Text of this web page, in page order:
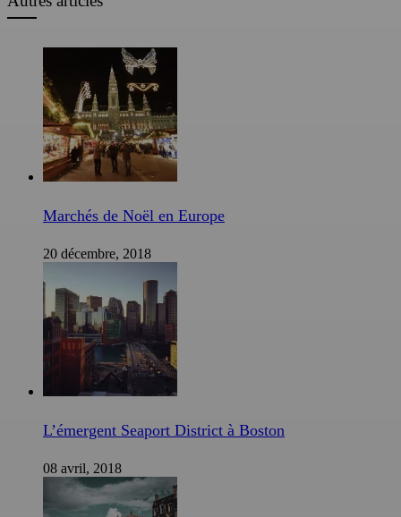
Marchés de Noël en Europe
20 décembre, 2018
L’émergent Seaport District à Boston
08 avril, 2018